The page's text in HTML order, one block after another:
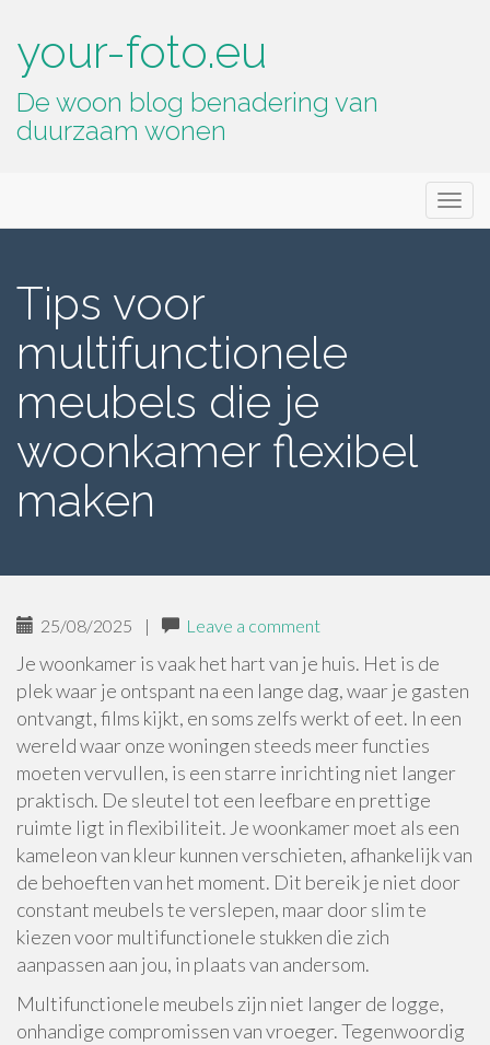
your-foto.eu
De woon blog benadering van
duurzaam wonen
Menu
Tips voor
multifunctionele
meubels die je
woonkamer flexibel
maken
25/08/2025 | Leave a comment
Je woonkamer is vaak het hart van je huis. Het is de
plek waar je ontspant na een lange dag, waar je gasten
ontvangt, films kijkt, en soms zelfs werkt of eet. In een
wereld waar onze woningen steeds meer functies
moeten vervullen, is een starre inrichting niet langer
praktisch. De sleutel tot een leefbare en prettige
ruimte ligt in flexibiliteit. Je woonkamer moet als een
kameleon van kleur kunnen verschieten, afhankelijk van
de behoeften van het moment. Dit bereik je niet door
constant meubels te verslepen, maar door slim te
kiezen voor multifunctionele stukken die zich
aanpassen aan jou, in plaats van andersom.
Multifunctionele meubels zijn niet langer de logge,
onhandige compromissen van vroeger. Tegenwoordig